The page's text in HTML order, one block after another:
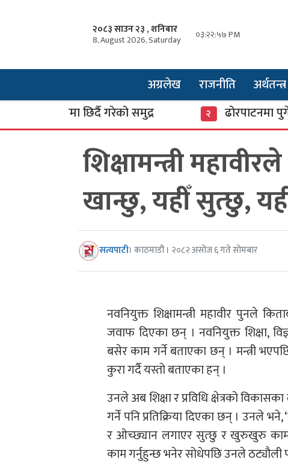
२०८३ साउन २३ , शनिबार
8, August 2026, Saturday ०३:२२:५८ PM
अग्रलेख राजनीति अर्थतन्त्र
छिर्दै गरेको समुद्र ढोरपाटनमा पुगे ३७
शिक्षामन्त्री
खान्छु, यहीँ सुत्छु,
सत्यपाटी। काठमाडौं । २०८२ असोज ६ गते सोमबार
नवनियुक्त शिक्षामन्त्री महावीर पुनले
जवाफ दिएका छन् । नवनियुक्त शिक्षा,
बसेर काम गर्ने बताएका छन् । मन्त्री
कुरा गर्दै यस्तो बताएका हन् ।
उनले अब शिक्षा र प्रविधि क्षेत्रको
गर्ने पनि प्रतिक्रिया दिएका छन् । उनले
र ओच्छ्यान लगाएर सुत्छु र खुरुखुरु काम
काम गर्नुहुन्छ भनेर सोधेपछि उनले ठट्यौली